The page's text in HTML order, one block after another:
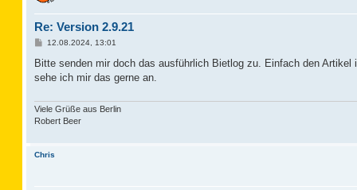
Re: Version 2.9.21
B
i
r
12.08.2024, 13:01
Bitte senden mir doch das ausführlich Bietlog zu. Einfach den
sehe ich mir das gerne an.
Viele Grüße aus Berlin
Robert Beer
Chris